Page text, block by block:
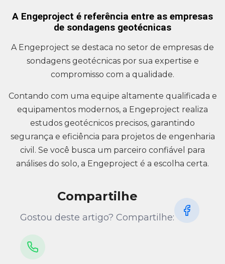
A Engeproject é referência entre as empresas
de sondagens geotécnicas
A Engeproject se destaca no setor de empresas de
sondagens geotécnicas por sua expertise e
compromisso com a qualidade.
Contando com uma equipe altamente qualificada e
equipamentos modernos, a Engeproject realiza
estudos geotécnicos precisos, garantindo
segurança e eficiência para projetos de engenharia
civil. Se você busca um parceiro confiável para
análises do solo, a Engeproject é a escolha certa.
Compartilhe
Gostou deste artigo? Compartilhe: